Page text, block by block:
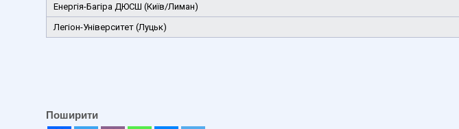
Енергія-Багіра ДЮСШ (Київ/Лиман)
Легіон-Університет (Луцьк)
Поширити